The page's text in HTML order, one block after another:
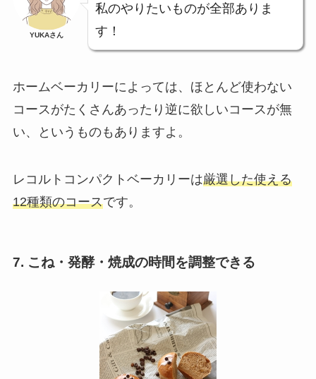
YUKAさん
私のやりたいものが全部ありま
す！
ホームベーカリーによっては、ほとんど使わない
コースがたくさんあったり逆に欲しいコースが無
い、というものもありますよ。
レコルトコンパクトベーカリーは厳選した使える
12種類のコースです。
7. こね・発酵・焼成の時間を調整できる